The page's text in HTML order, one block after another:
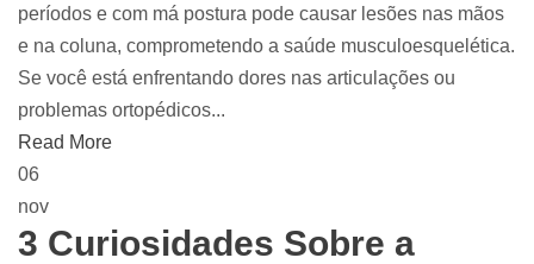
períodos e com má postura pode causar lesões nas mãos
e na coluna, comprometendo a saúde musculoesquelética.
Se você está enfrentando dores nas articulações ou
problemas ortopédicos...
Read More
06
nov
3 Curiosidades Sobre a